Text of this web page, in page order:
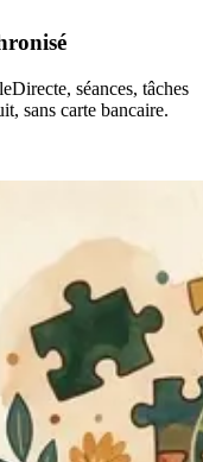
séances, tâches
sans carte bancaire.